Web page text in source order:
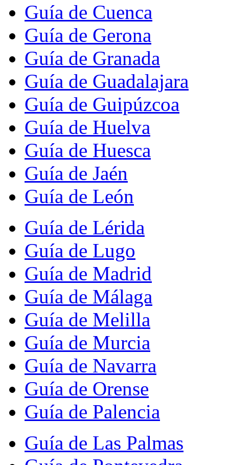
Guía de Cuenca
Guía de Gerona
Guía de Granada
Guía de Guadalajara
Guía de Guipúzcoa
Guía de Huelva
Guía de Huesca
Guía de Jaén
Guía de León
Guía de Lérida
Guía de Lugo
Guía de Madrid
Guía de Málaga
Guía de Melilla
Guía de Murcia
Guía de Navarra
Guía de Orense
Guía de Palencia
Guía de Las Palmas